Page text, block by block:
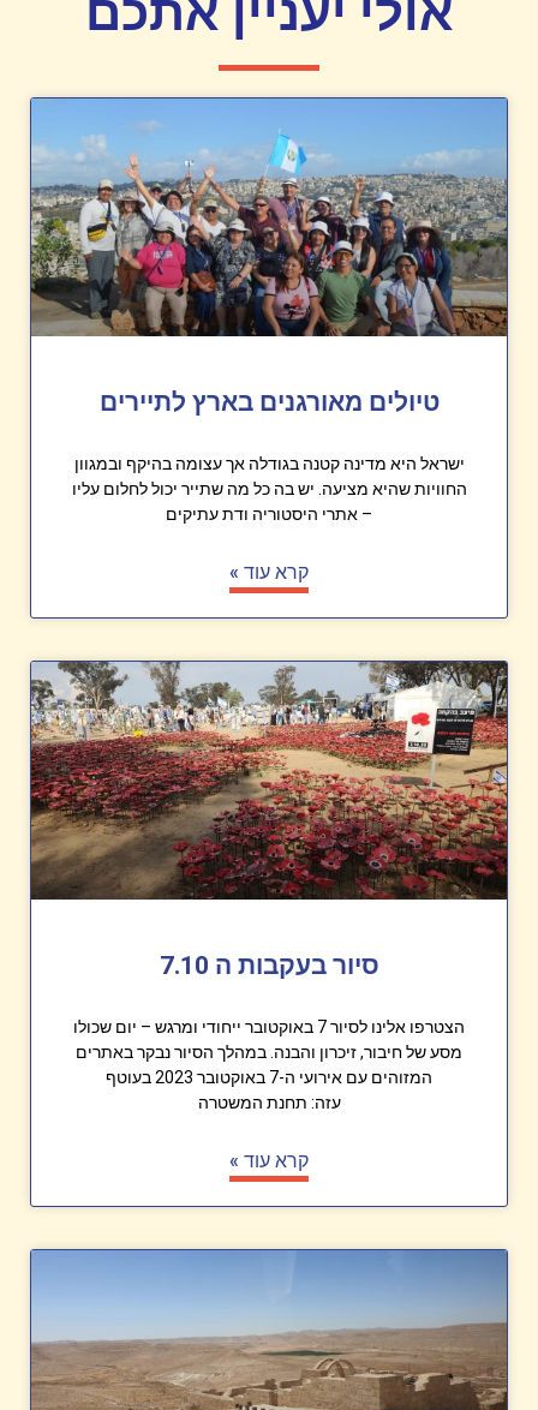
אולי יעניין אתכם
טיולים מאורגנים בארץ לתיירים
ישראל היא מדינה קטנה בגודלה אך עצומה בהיקף ובמגוון
החוויות שהיא מציעה. יש בה כל מה שתייר יכול לחלום עליו
– אתרי היסטוריה ודת עתיקים
קרא עוד »
סיור בעקבות ה 7.10
הצטרפו אלינו לסיור 7 באוקטובר ייחודי ומרגש – יום שכולו
מסע של חיבור, זיכרון והבנה. במהלך הסיור נבקר באתרים
המזוהים עם אירועי ה-7 באוקטובר 2023 בעוטף
עזה: תחנת המשטרה
קרא עוד »